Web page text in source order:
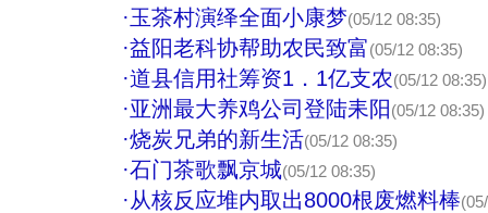
·玉茶村演绎全面小康梦(05/12 08:35)
·益阳老科协帮助农民致富(05/12 08:35)
·道县信用社筹资1．1亿支农(05/12 08:35)
·亚洲最大养鸡公司登陆耒阳(05/12 08:35)
·烧炭兄弟的新生活(05/12 08:35)
·石门茶歌飘京城(05/12 08:35)
·从核反应堆内取出8000根废燃料棒